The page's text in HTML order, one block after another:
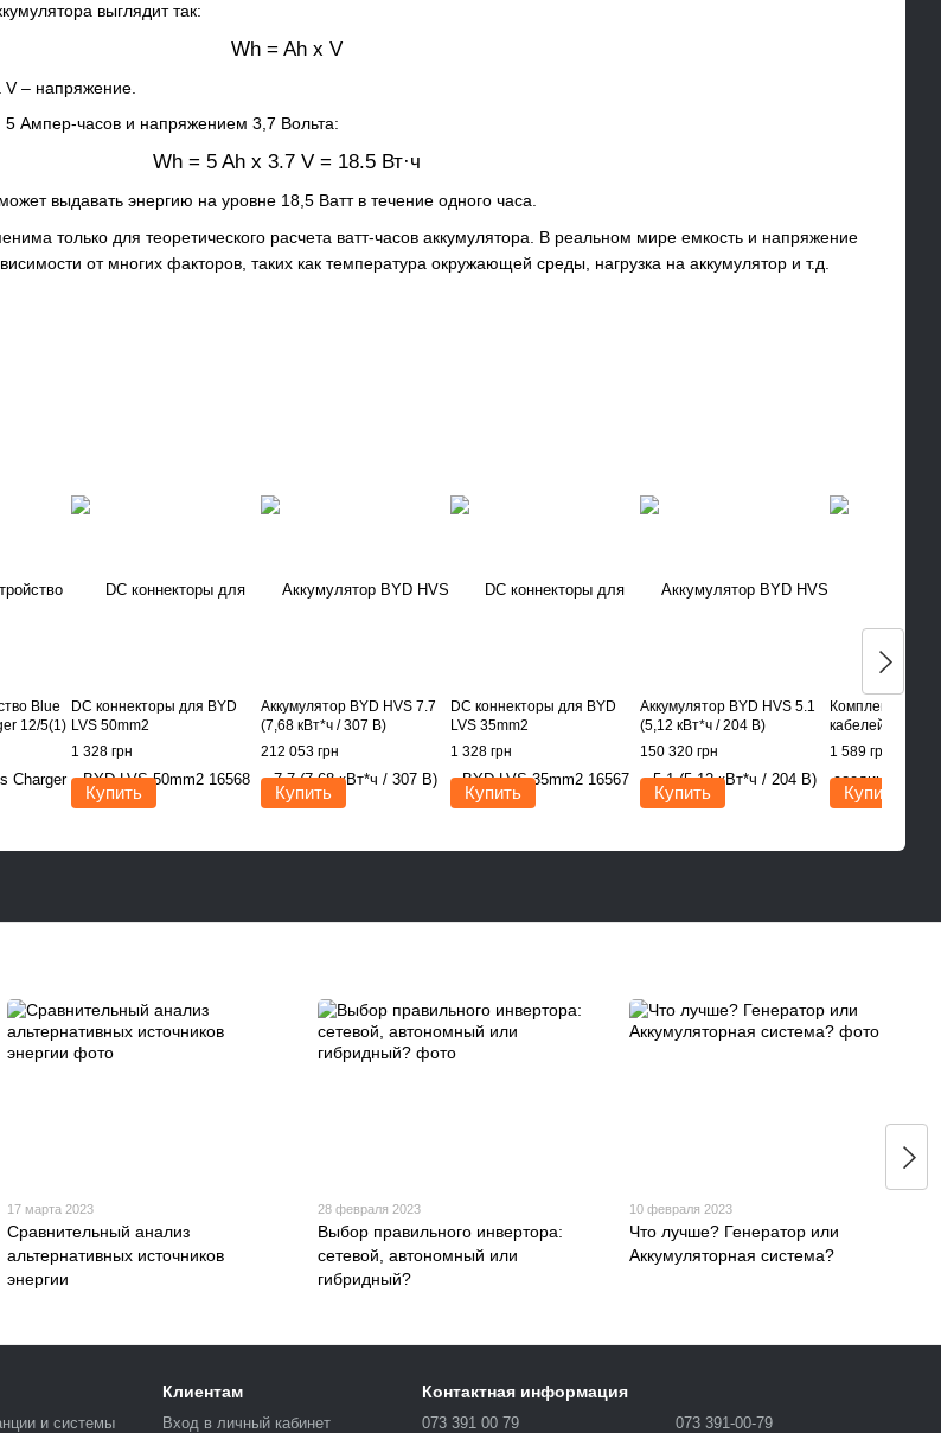
выглядит так:
Wh = Ah x V
V – напряжение.
Ампер-часов и напряжением 3,7 Вольта:
Wh = 5 Ah x 3.7 V = 18.5 Вт·ч
выдавать энергию на уровне 18,5 Ватт в течение одного часа.
только для теоретического расчета ватт-часов аккумулятора. В реальном мире емкость и напряжение
от многих факторов, таких как температура окружающей среды, нагрузка на аккумулятор и т.д.
Blue
12/5(1)
DC коннекторы для BYD
LVS 50mm2
1 328 грн
Купить
Аккумулятор BYD HVS 7.7
(7,68 кВт*ч / 307 В)
212 053 грн
Купить
DC коннекторы для BYD
LVS 35mm2
1 328 грн
Купить
Аккумулятор BYD HVS 5.1
(5,12 кВт*ч / 204 В)
150 320 грн
Купить
Комплект
кабелей для
1 589 грн
Купить
17 марта 2023
Сравнительный анализ
альтернативных источников
энергии
28 февраля 2023
Выбор правильного инвертора:
сетевой, автономный или
гибридный?
10 февраля 2023
Что лучше? Генератор или
Аккумуляторная система?
и системы
Клиентам
Вход в личный кабинет
Контактная информация
073 391 00 79 073 391-00-79